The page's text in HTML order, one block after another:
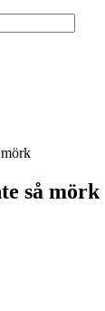
så mörk